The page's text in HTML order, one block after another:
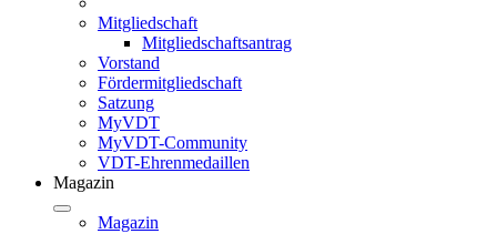
Mitgliedschaft
Mitgliedschaftsantrag
Vorstand
Fördermitgliedschaft
Satzung
MyVDT
MyVDT-Community
VDT-Ehrenmedaillen
Magazin
Magazin